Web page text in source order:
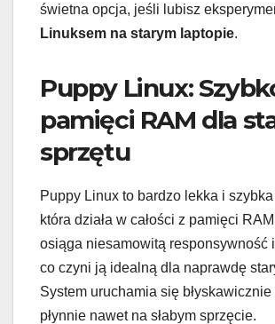
świetna opcja, jeśli lubisz
Linuksem na starym laptopie.
Puppy Linux:
pamięci RAM dla
sprzętu
Puppy Linux to bardzo lekka i
która działa w całości z pamięci
osiąga niesamowitą responsywność
co czyni ją idealną dla naprawdę
System uruchamia się błyskawicznie
płynnie nawet na słabym sprzęcie.